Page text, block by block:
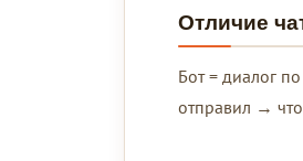
Отличие
Бот = диалог
отправил →